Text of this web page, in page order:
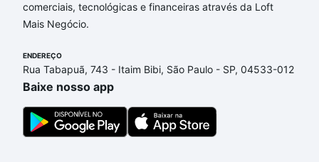
comerciais, tecnológicas e financeiras através da Loft
Mais Negócio.
ENDEREÇO
Rua Tabapuã, 743 - Itaim Bibi, São Paulo - SP, 04533-012
Baixe nosso app